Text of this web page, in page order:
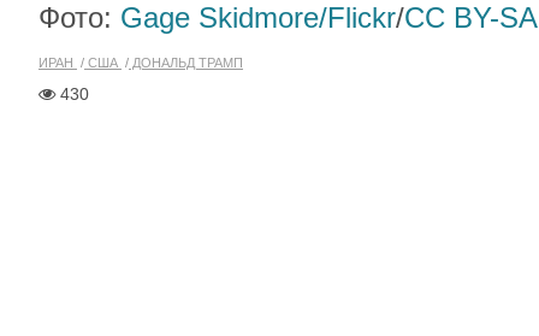
Фото: Gage Skidmore/Flickr/CC BY-
ИРАН США ДОНАЛЬД ТРАМП
430